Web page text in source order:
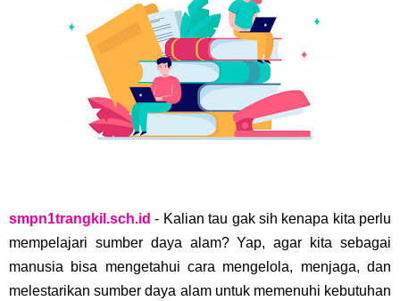
smpn1trangkil.sch.id - Kalian tau gak sih kenapa kita perlu
mempelajari sumber daya alam? Yap, agar kita sebagai
manusia bisa mengetahui cara mengelola, menjaga, dan
melestarikan sumber daya alam untuk memenuhi kebutuhan